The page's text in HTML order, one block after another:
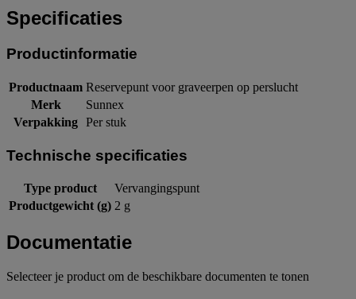
Specificaties
Productinformatie
Productnaam Reservepunt voor graveerpen op perslucht
Merk
Sunnex
Verpakking Per stuk
Technische specificaties
Type product
Vervangingspunt
Productgewicht (g) 2 g
Documentatie
Selecteer je product om de beschikbare documenten te tonen